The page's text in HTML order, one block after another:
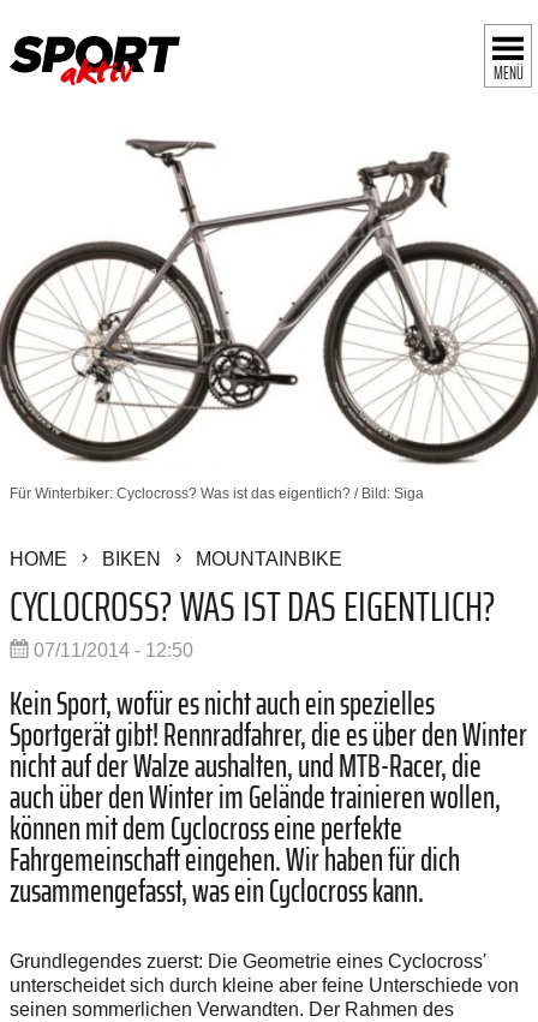
MENÜ
Für Winterbiker: Cyclocross? Was ist das eigentlich? / Bild: Siga
HOME BIKEN MOUNTAINBIKE
CYCLOCROSS? WAS IST DAS EIGENTLICH?
07/11/2014 - 12:50
Kein Sport, wofür es nicht auch ein spezielles
Sportgerät gibt! Rennradfahrer, die es über den Winter
nicht auf der Walze aushalten, und MTB-Racer, die
auch über den Winter im Gelände trainieren wollen,
können mit dem Cyclocross eine perfekte
Fahrgemeinschaft eingehen. Wir haben für dich
zusammengefasst, was ein Cyclocross kann.
Grundlegendes zuerst: Die Geometrie eines Cyclocross'
unterscheidet sich durch kleine aber feine Unterschiede von
seinen sommerlichen Verwandten. Der Rahmen des